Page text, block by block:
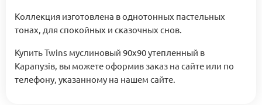
Коллекция изготовлена ​​в однотонных пастельных
тонах, для спокойных и сказочных снов.
Купить Twins муслиновый 90x90 утепленный в
Карапузів, вы можете оформив заказ на сайте или по
телефону, указанному на нашем сайте.